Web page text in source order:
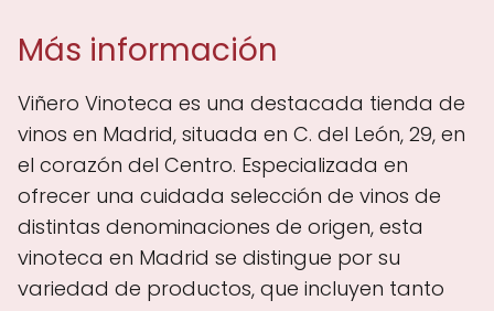
Más información
Viñero Vinoteca es una destacada tienda de
vinos en Madrid, situada en C. del León, 29, en
el corazón del Centro. Especializada en
ofrecer una cuidada selección de vinos de
distintas denominaciones de origen, esta
vinoteca en Madrid se distingue por su
variedad de productos, que incluyen tanto